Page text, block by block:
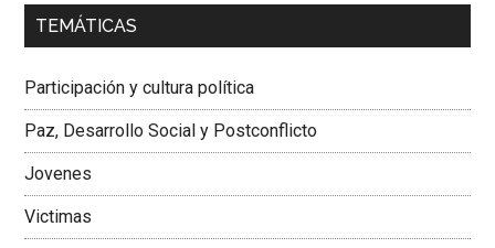
00:00 01:04
Dra. Carolina Corcho Mejía,Presidenta Corporación
Colombiana
TEMÁTICAS
Participación y cultura política
Paz, Desarrollo Social y Postconflicto
Jovenes
Victimas